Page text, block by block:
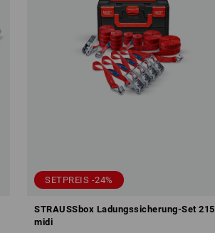
SETPREIS -24%
STRAUSSbox Ladungssicherung-Set 215
midi